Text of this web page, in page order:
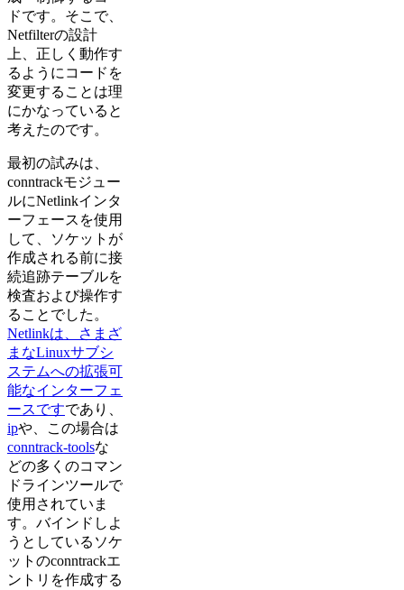
ドです。そこで、
Netfilterの設計
上、正しく動作す
るようにコードを
変更することは理
にかなっていると
考えたのです。
最初の試みは、
conntrackモジュー
ルにNetlinkインタ
ーフェースを使用
して、ソケットが
作成される前に接
続追跡テーブルを
検査および操作す
ることでした。
Netlinkは、さまざ
まなLinuxサブシ
ステムへの拡張可
能なインターフェ
ースですであり、
ipや、この場合は
conntrack-toolsな
どの多くのコマン
ドラインツールで
使用されていま
す。バインドしよ
うとしているソケ
ットのconntrackエ
ントリを作成する